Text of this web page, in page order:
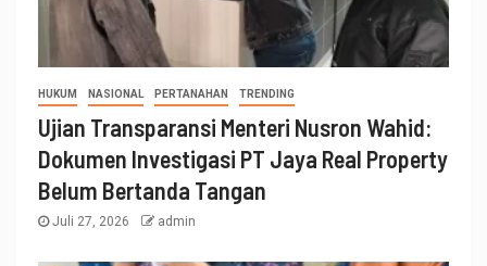
HUKUM NASIONAL PERTANAHAN TRENDING
Ujian Transparansi Menteri Nusron Wahid:
Dokumen Investigasi PT Jaya Real Property
Belum Bertanda Tangan
Juli 27, 2026 admin